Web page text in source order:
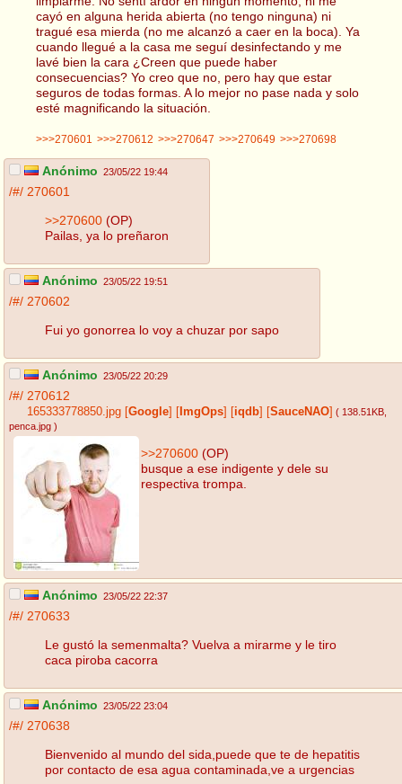
cayó en alguna herida abierta (no tengo ninguna) ni
tragué esa mierda (no me alcanzó a caer en la boca). Ya
cuando llegué a la casa me seguí desinfectando y me
lavé bien la cara ¿Creen que puede haber
consecuencias? Yo creo que no, pero hay que estar
seguros de todas formas. A lo mejor no pase nada y solo
esté magnificando la situación.
>>>270601 >>>270612 >>>270647 >>>270649 >>>270698
Anónimo 23/05/22 19:44
/#/ 270601
>>270600 (OP)
Pailas, ya lo preñaron
Anónimo 23/05/22 19:51
/#/ 270602
Fui yo gonorrea lo voy a chuzar por sapo
Anónimo 23/05/22 20:29
/#/ 270612
165333778850.jpg Google ImgOps iqdb SauceNAO ( 138.51KB
penca.jpg )
>>270600 (OP)
busque a ese indigente y dele su
respectiva trompa.
Anónimo 23/05/22 22:37
/#/ 270633
Le gustó la semenmalta? Vuelva a mirarme y le tiro
caca piroba cacorra
Anónimo 23/05/22 23:04
/#/ 270638
Bienvenido al mundo del sida,puede que te de hepatitis
por contacto de esa agua contaminada,ve a urgencias